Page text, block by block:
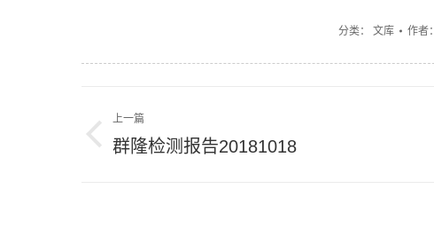
分类： 文库 作者：
章
上一篇
上
群隆检测报告20181018